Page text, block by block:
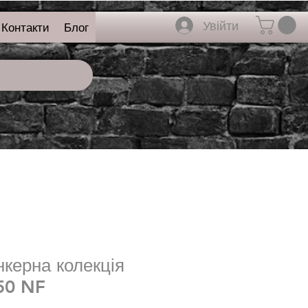
Контакти Блог Увійти
колекція
NF